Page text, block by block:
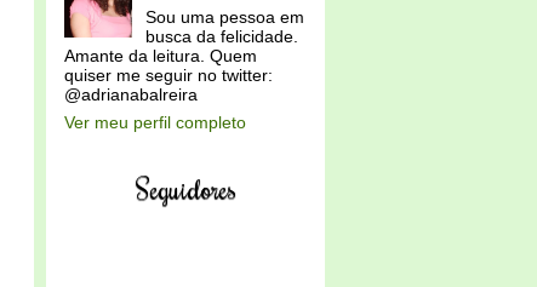
Sou uma pessoa em
busca da felicidade.
Amante da leitura. Quem
quiser me seguir no twitter:
@adrianabalreira
Ver meu perfil completo
Seguidores